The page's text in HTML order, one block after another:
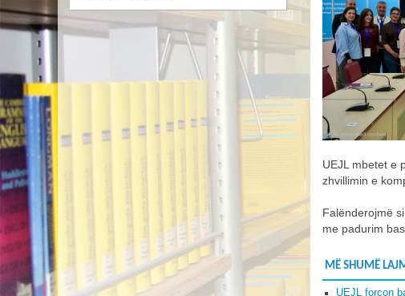
UEJL mbetet e
zhvillimin e
Falënderojmë
me padurim
MË SHUMË
UEJL forcon